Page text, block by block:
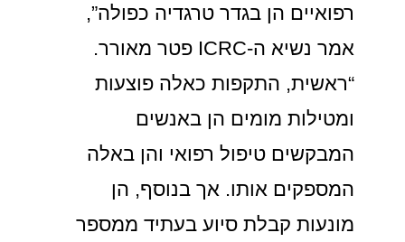
רפואיים הן בגדר טרגדיה כפולה”,
אמר נשיא ה-ICRC פטר מאורר.
“ראשית, התקפות כאלה פוצעות
ומטילות מומים הן באנשים
המבקשים טיפול רפואי והן באלה
המספקים אותו. אך בנוסף, הן
מונעות קבלת סיוע בעתיד ממספר